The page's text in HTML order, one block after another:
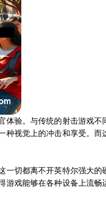
体验。与传统的射击游戏不
种视觉上的冲击和享受。而
一切都离不开英特尔强大的
游戏能够在各种设备上流畅